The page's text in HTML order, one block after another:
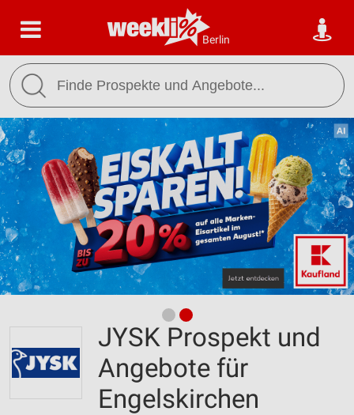
Berlin
JYSK Prospekt und
Angebote für
Engelskirchen